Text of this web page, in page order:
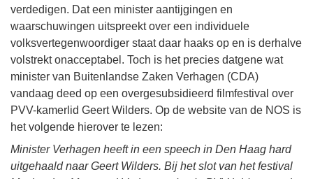
verdedigen. Dat een minister aantijgingen en
waarschuwingen uitspreekt over een individuele
volksvertegenwoordiger staat daar haaks op en is derhalve
volstrekt onacceptabel. Toch is het precies datgene wat
minister van Buitenlandse Zaken Verhagen (CDA)
vandaag deed op een overgesubsidieerd filmfestival over
PVV-kamerlid Geert Wilders. Op de website van de NOS is
het volgende hierover te lezen:
Minister Verhagen heeft in een speech in Den Haag hard
uitgehaald naar Geert Wilders. Bij het slot van het festival